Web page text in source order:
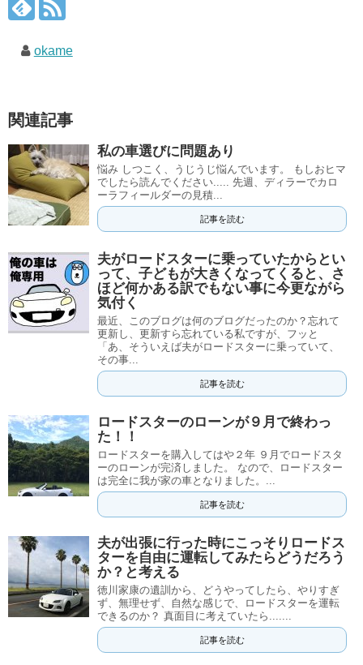
okame
関連記事
私の車選びに問題あり
悩み しつこく、うじうじ悩んでいます。 もしおヒマ
でしたら読んでください..... 先週、ディラーでカロ
ーラフィールダーの見積...
記事を読む
夫がロードスターに乗っていたからとい
って、子どもが大きくなってくると、さ
ほど何かある訳でもない事に今更ながら
気付く
最近、このブログは何のブログだったのか？忘れて
更新し、更新すら忘れている私ですが、フッと
「あ、そういえば夫がロードスターに乗っていて、
その事...
記事を読む
ロードスターのローンが９月で終わっ
た！！
ロードスターを購入してはや２年 ９月でロードスタ
ーのローンが完済しました。 なので、ロードスター
は完全に我が家の車となりました。...
記事を読む
夫が出張に行った時にこっそりロードス
ターを自由に運転してみたらどうだろう
か？と考える
徳川家康の遺訓から、どうやってしたら、やりすぎ
ず、無理せず、自然な感じで、ロードスターを運転
できるのか？ 真面目に考えていたら.......
記事を読む